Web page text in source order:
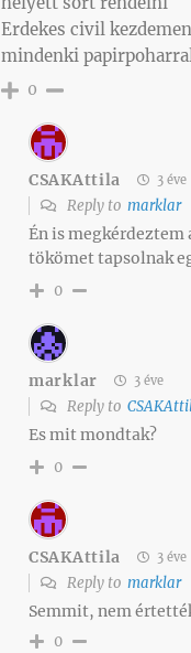
Erdekes civil
mindenki
0
CSAKAttila 3 éve
Reply to marklar
Én is megkérdeztem
tökömet tapsolnak
0
marklar 3 éve
Reply to
Es mit mondtak?
0
CSAKAttila 3 éve
Reply to marklar
Semmit, nem
0